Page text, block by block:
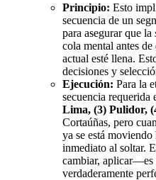
Principio: Esto
secuencia de un
para asegurar que la
cola mental antes
actual esté llena.
decisiones y
Ejecución: Para la
secuencia requerida
Lima, (3) Pulidor,
Cortaúñas, pero
ya se está
inmediato al soltar.
cambiar, aplicar—es
verdaderamente